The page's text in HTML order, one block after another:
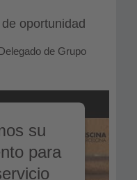
oportunidad
de Grupo
su
para